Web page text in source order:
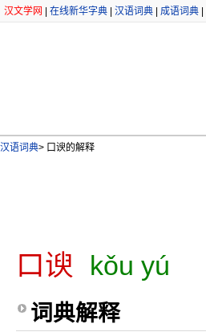
汉文学网 在线新华字典 汉语词典 成语词典
汉语词典> 口谀的解释
口谀 kǒu yú
词典解释